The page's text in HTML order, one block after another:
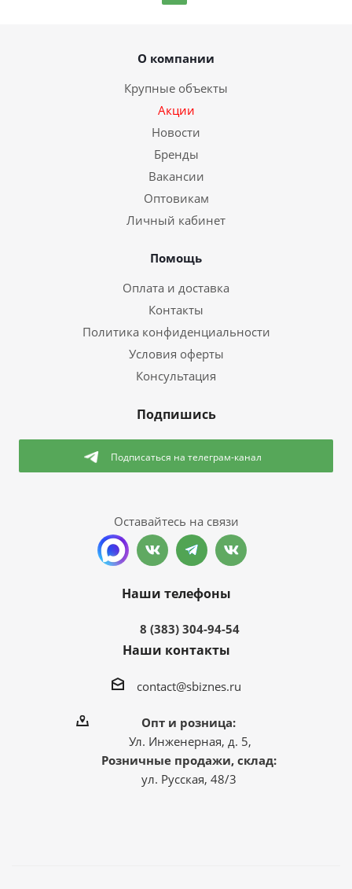
О компании
Крупные объекты
Акции
Новости
Бренды
Вакансии
Оптовикам
Личный кабинет
Помощь
Оплата и доставка
Контакты
Политика конфиденциальности
Условия оферты
Консультация
Подпишись
Подписаться на телеграм-канал
Оставайтесь на связи
Наши телефоны
8 (383) 304-94-54
Наши контакты
contact@sbiznes.ru
Опт и розница:
Ул. Инженерная, д. 5,
Розничные продажи, склад:
ул. Русская, 48/3